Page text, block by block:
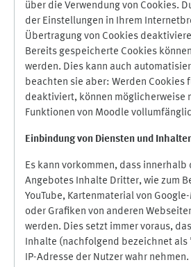
über die Verwendung von Cookies.
der Einstellungen in Ihrem
Übertragung von Cookies
Bereits gespeicherte Cookies
werden. Dies kann auch
beachten sie aber: Werden Cookies
deaktiviert, können möglicherweise
Funktionen von Moodle
Einbindung von Diensten und
Es kann vorkommen, dass innerhalb
Angebotes Inhalte Dritter, wie zum
YouTube, Kartenmaterial von
oder Grafiken von anderen
werden. Dies setzt immer voraus,
Inhalte (nachfolgend bezeichnet
IP-Adresse der Nutzer wahr